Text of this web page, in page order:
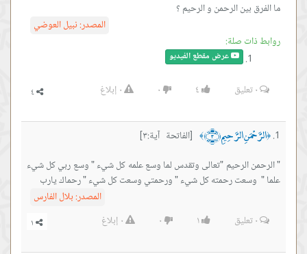
ما الفرق بين الرحمن و الرحيم ؟
المصدر:نبيل العوضي
روابط ذات صلة:
عرض مقطع الفيديو
٠تعليق ٤ ٠ ٠ إبلاغ
﴿الرَّحْمَنِ الرَّحِيمِ ﴿٣﴾ ﴾
[الفاتحة آية:٣]
" الرحمن الرحيم "تعالى وتقدس لما وسع علمه كل شيء " وسع ربي كل شيء
علما " وسعت رحمته كل شيء " ورحمتي وسعت كل شيء " رحماك يارب
المصدر:بلال الفارس
٠تعليق ١ ٠ ٠ إبلاغ